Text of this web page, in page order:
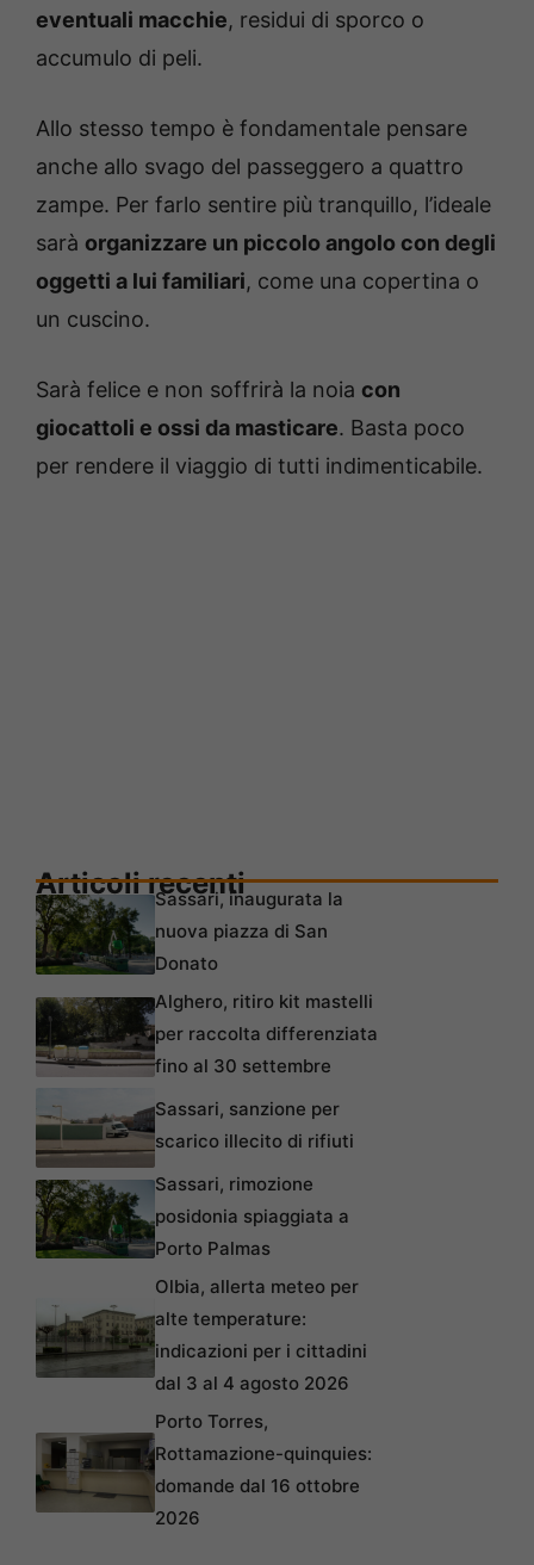
eventuali macchie, residui di sporco o
accumulo di peli.
Allo stesso tempo è fondamentale pensare
anche allo svago del passeggero a quattro
zampe. Per farlo sentire più tranquillo, l’ideale
sarà organizzare un piccolo angolo con degli
oggetti a lui familiari, come una copertina o
un cuscino.
Sarà felice e non soffrirà la noia con
giocattoli e ossi da masticare. Basta poco
per rendere il viaggio di tutti indimenticabile.
Articoli recentiSassari, inaugurata la
nuova piazza di San
Donato
Alghero, ritiro kit mastelli
per raccolta differenziata
fino al 30 settembre
Sassari, sanzione per
scarico illecito di rifiuti
Sassari, rimozione
posidonia spiaggiata a
Porto Palmas
Olbia, allerta meteo per
alte temperature:
indicazioni per i cittadini
dal 3 al 4 agosto 2026
Porto Torres,
Rottamazione-quinquies:
domande dal 16 ottobre
2026